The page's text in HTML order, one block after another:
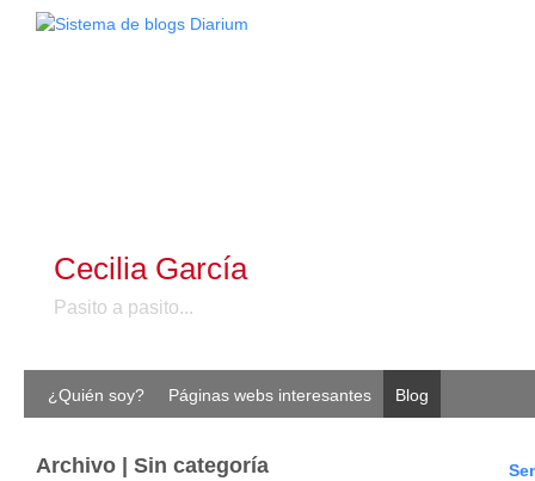
Cecilia García
Pasito a pasito...
¿Quién soy? Páginas webs interesantes Blog
Archivo | Sin categoría